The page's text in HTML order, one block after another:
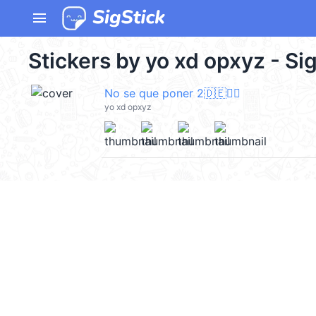
menu
Stickers by yo xd opxyz -
No se que poner 2🇩🇪🙋‍♂️
yo xd opxyz